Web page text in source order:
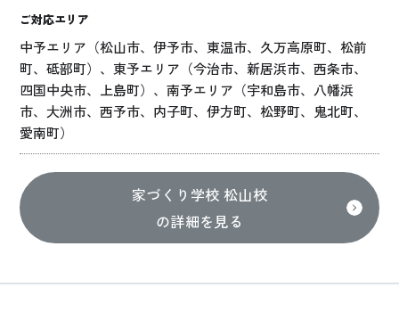
ご対応エリア
中予エリア（松山市、伊予市、東温市、久万高原町、松前
町、砥部町）、東予エリア（今治市、新居浜市、西条市、
四国中央市、上島町）、南予エリア（宇和島市、八幡浜
市、大洲市、西予市、内子町、伊方町、松野町、鬼北町、
愛南町）
家づくり学校 松山校
の詳細を見る